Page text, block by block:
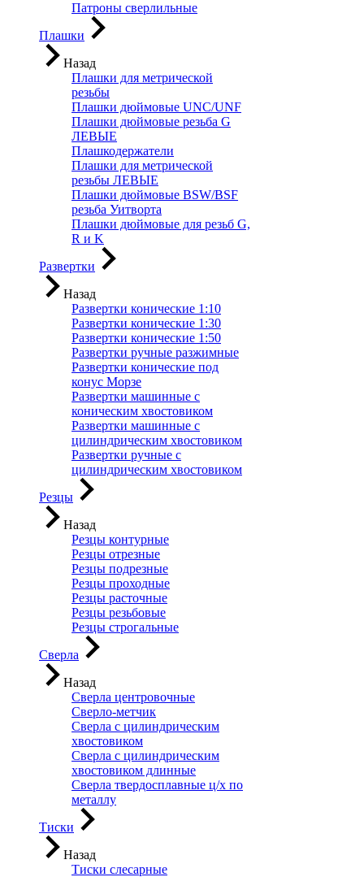
Патроны сверлильные
Плашки
Назад
Плашки для метрической
резьбы
Плашки дюймовые UNC/UNF
Плашки дюймовые резьба G
ЛЕВЫЕ
Плашкодержатели
Плашки для метрической
резьбы ЛЕВЫЕ
Плашки дюймовые BSW/BSF
резьба Уитворта
Плашки дюймовые для резьб G,
R и K
Развертки
Назад
Развертки конические 1:10
Развертки конические 1:30
Развертки конические 1:50
Развертки ручные разжимные
Развертки конические под
конус Морзе
Развертки машинные с
коническим хвостовиком
Развертки машинные с
цилиндрическим хвостовиком
Развертки ручные с
цилиндрическим хвостовиком
Резцы
Назад
Резцы контурные
Резцы отрезные
Резцы подрезные
Резцы проходные
Резцы расточные
Резцы резьбовые
Резцы строгальные
Сверла
Назад
Сверла центровочные
Сверло-метчик
Сверла с цилиндрическим
хвостовиком
Сверла с цилиндрическим
хвостовиком длинные
Сверла твердосплавные ц/х по
металлу
Тиски
Назад
Тиски слесарные